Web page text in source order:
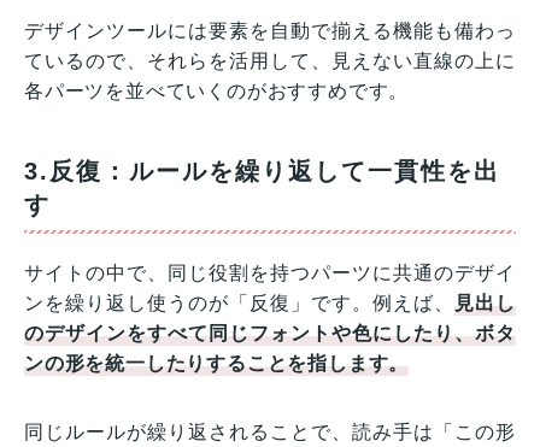
デザインツールには要素を自動で揃える機能も備わっ
ているので、それらを活用して、見えない直線の上に
各パーツを並べていくのがおすすめです。
3.反復：ルールを繰り返して一貫性を出
す
サイトの中で、同じ役割を持つパーツに共通のデザイ
ンを繰り返し使うのが「反復」です。例えば、見出し
のデザインをすべて同じフォントや色にしたり、ボタ
ンの形を統一したりすることを指します。
同じルールが繰り返されることで、読み手は「この形